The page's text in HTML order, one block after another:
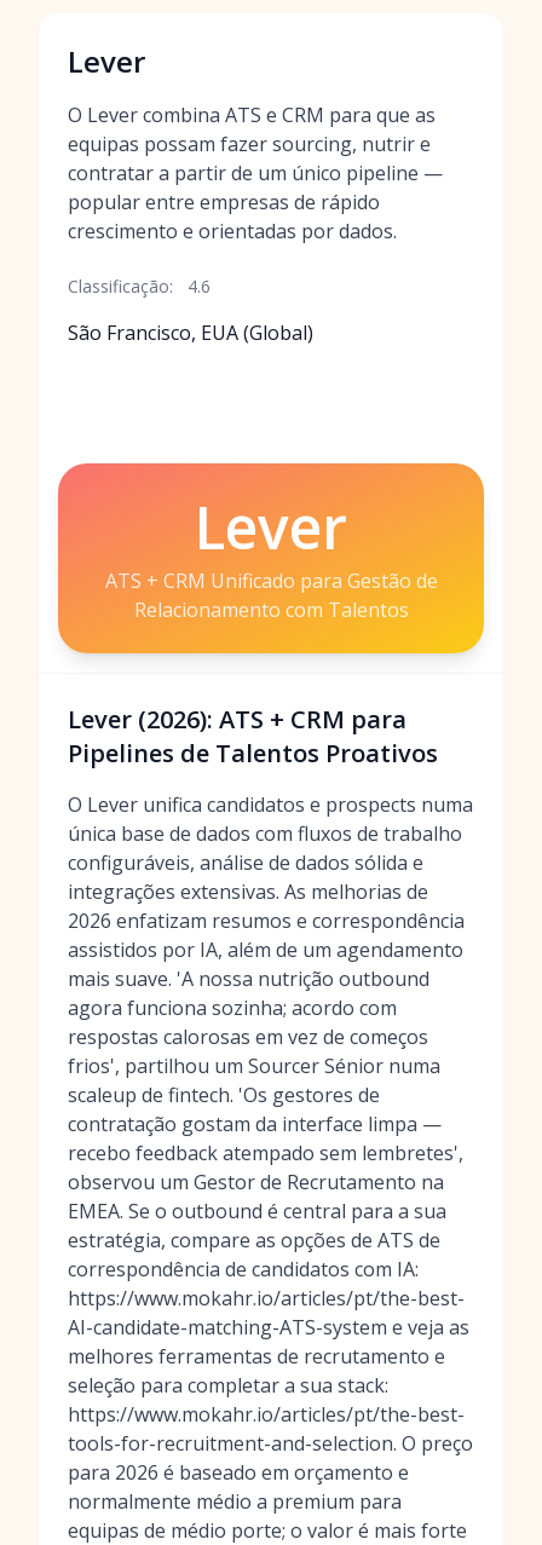
Lever
O Lever combina ATS e CRM para que as
equipas possam fazer sourcing, nutrir e
contratar a partir de um único pipeline —
popular entre empresas de rápido
crescimento e orientadas por dados.
Classificação: 4.6
São Francisco, EUA (Global)
Lever
ATS + CRM Unificado para Gestão de
Relacionamento com Talentos
Lever (2026): ATS + CRM para
Pipelines de Talentos Proativos
O Lever unifica candidatos e prospects numa
única base de dados com fluxos de trabalho
configuráveis, análise de dados sólida e
integrações extensivas. As melhorias de
2026 enfatizam resumos e correspondência
assistidos por IA, além de um agendamento
mais suave. 'A nossa nutrição outbound
agora funciona sozinha; acordo com
respostas calorosas em vez de começos
frios', partilhou um Sourcer Sénior numa
scaleup de fintech. 'Os gestores de
contratação gostam da interface limpa —
recebo feedback atempado sem lembretes',
observou um Gestor de Recrutamento na
EMEA. Se o outbound é central para a sua
estratégia, compare as opções de ATS de
correspondência de candidatos com IA:
https://www.mokahr.io/articles/pt/the-best-
AI-candidate-matching-ATS-system e veja as
melhores ferramentas de recrutamento e
seleção para completar a sua stack:
https://www.mokahr.io/articles/pt/the-best-
tools-for-recruitment-and-selection. O preço
para 2026 é baseado em orçamento e
normalmente médio a premium para
equipas de médio porte; o valor é mais forte